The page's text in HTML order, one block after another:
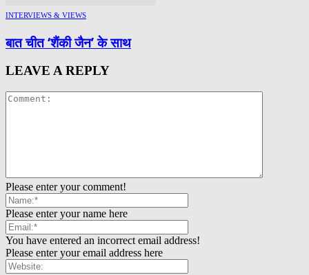
INTERVIEWS & VIEWS
बात चीत ‘शैंकी जैन’ के साथ
LEAVE A REPLY
Please enter your comment!
Please enter your name here
You have entered an incorrect email address!
Please enter your email address here